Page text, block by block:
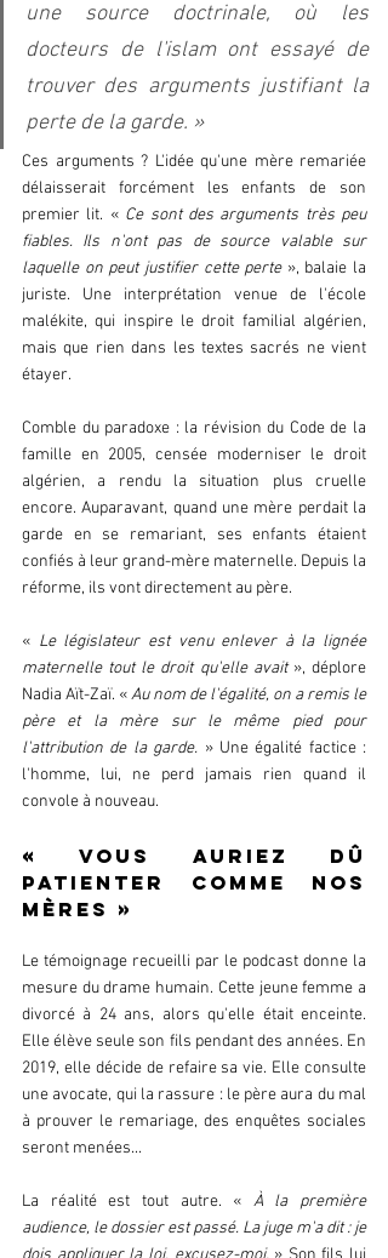
une source doctrinale, où les
docteurs de l'islam ont essayé de
trouver des arguments justifiant la
perte de la garde. »
Ces arguments ? L'idée qu'une mère remariée
délaisserait forcément les enfants de son
premier lit. « Ce sont des arguments très peu
fiables. Ils n'ont pas de source valable sur
laquelle on peut justifier cette perte », balaie la
juriste. Une interprétation venue de l'école
malékite, qui inspire le droit familial algérien,
mais que rien dans les textes sacrés ne vient
étayer.
Comble du paradoxe : la révision du Code de la
famille en 2005, censée moderniser le droit
algérien, a rendu la situation plus cruelle
encore. Auparavant, quand une mère perdait la
garde en se remariant, ses enfants étaient
confiés à leur grand-mère maternelle. Depuis la
réforme, ils vont directement au père.
« Le législateur est venu enlever à la lignée
maternelle tout le droit qu'elle avait », déplore
Nadia Aït-Zaï. « Au nom de l'égalité, on a remis le
père et la mère sur le même pied pour
l'attribution de la garde. » Une égalité factice :
l'homme, lui, ne perd jamais rien quand il
convole à nouveau.
« Vous auriez dû
patienter comme nos
mères »
Le témoignage recueilli par le podcast donne la
mesure du drame humain. Cette jeune femme a
divorcé à 24 ans, alors qu'elle était enceinte.
Elle élève seule son fils pendant des années. En
2019, elle décide de refaire sa vie. Elle consulte
une avocate, qui la rassure : le père aura du mal
à prouver le remariage, des enquêtes sociales
seront menées...
La réalité est tout autre. « À la première
audience, le dossier est passé. La juge m'a dit : je